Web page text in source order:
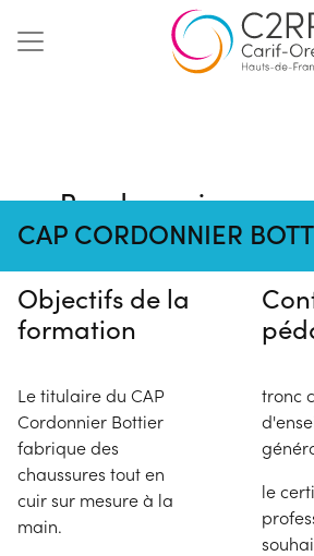
Aller
au
contenu
CAP CORDONNIER
Pas de session
ce moment
Objectifs de la
formation
Le titulaire du CAP
Cordonnier Bottier
fabrique des
chaussures tout en
cuir sur mesure à la
main.
tronc
le